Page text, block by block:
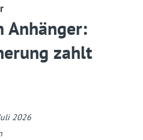
Anhänger:
zahlt
2026